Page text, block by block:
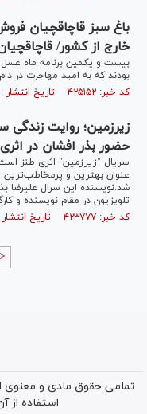
باغ سبز قاچاقچیان
خارج از کشور/
بیست و یکمین برنامه ماه
بودند که به امید مهاجرت در
کد خبر: ۴۲۵۱۵۲ تاریخ انتشار : ۱۳۹۷/۰۳/۱۶
زیرزمین؛ روایت زندگی
حضور بذر افشان در اثری
عنوان بهترین و
شد.نویسنده این سرال علیرضا
تلویزیون در مقام نویسنده و
کد خبر: ۴۲۳۷۷۷ تاریخ انتشار : ۱۳۹۷/۰۳/۱۱
>
تمامی حقوق مادی و معنوی
استفاده از